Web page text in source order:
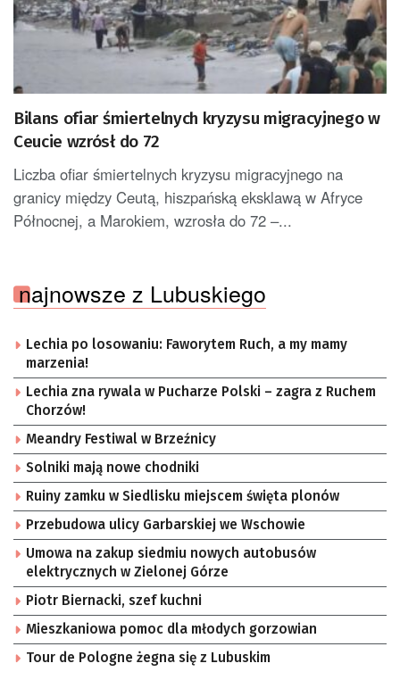
Bilans ofiar śmiertelnych kryzysu migracyjnego w
Ceucie wzrósł do 72
Liczba ofiar śmiertelnych kryzysu migracyjnego na
granicy między Ceutą, hiszpańską eksklawą w Afryce
Północnej, a Marokiem, wzrosła do 72 –...
najnowsze z Lubuskiego
Lechia po losowaniu: Faworytem Ruch, a my mamy
marzenia!
Lechia zna rywala w Pucharze Polski – zagra z Ruchem
Chorzów!
Meandry Festiwal w Brzeźnicy
Solniki mają nowe chodniki
Ruiny zamku w Siedlisku miejscem święta plonów
Przebudowa ulicy Garbarskiej we Wschowie
Umowa na zakup siedmiu nowych autobusów
elektrycznych w Zielonej Górze
Piotr Biernacki, szef kuchni
Mieszkaniowa pomoc dla młodych gorzowian
Tour de Pologne żegna się z Lubuskim